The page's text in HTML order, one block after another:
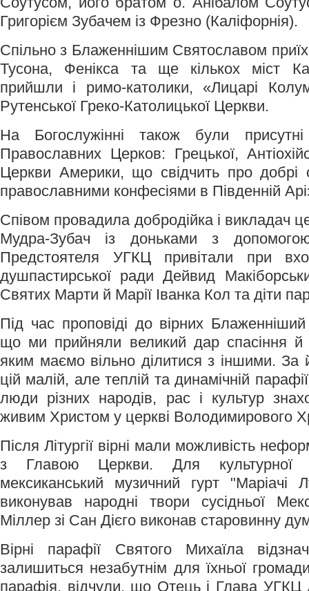
Григорієм Зубачем із Фрезно (Каліфорнія).
Спільно з Блаженнішим Святославом
Тусона, Фенікса та ще кількох міст
прийшли і римо-католики, «Лицарі
Рутенської Греко-Католицької Церкви.
На Богослужінні також були
Православних Церков: Грецької,
Церкви Америки, що свідчить про добрі
православними конфесіями в Південній
Співом провадила добродійка і викладач
Мудра-Зубач із доньками з
Предстоятеля УГКЦ привітали при
душпастирської ради Дейвид
Святих Марти й Марії Іванка Кол та діти
Під час проповіді до вірних
що ми прийняли великий дар спасіння й
яким маємо вільно ділитися з іншими. За
цій малій, але теплій та динамічній
люди різних народів, рас і культур
живим Христом у церкві Володимирового
Після Літургії вірні мали можливість
з Главою Церкви. Для культурної
мексиканський музичний гурт
виконував народні твори сусідньої
Міллер зі Сан Дієго виконав старовинну
Вірні парафії Святого Михаїла
залишиться незабутнім для їхньої
парафія, відчули, що Отець і Глава УГКЦ